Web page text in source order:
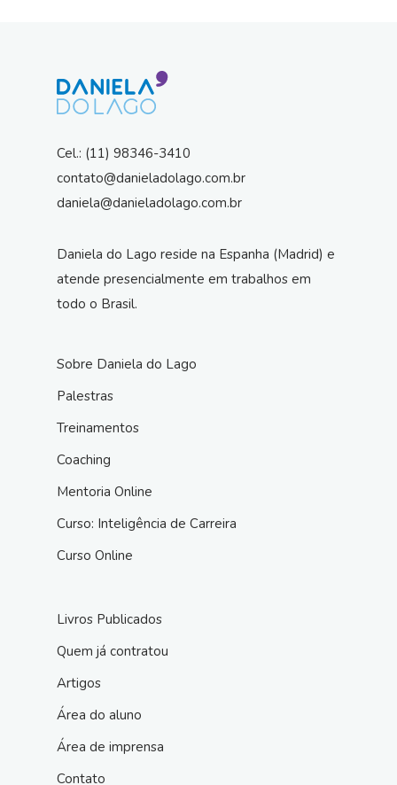
Cel.: (11) 98346-3410
contato@danieladolago.com.br
daniela@danieladolago.com.br
Daniela do Lago reside na Espanha (Madrid) e
atende presencialmente em trabalhos em
todo o Brasil.
Sobre Daniela do Lago
Palestras
Treinamentos
Coaching
Mentoria Online
Curso: Inteligência de Carreira
Curso Online
Livros Publicados
Quem já contratou
Artigos
Área do aluno
Área de imprensa
Contato